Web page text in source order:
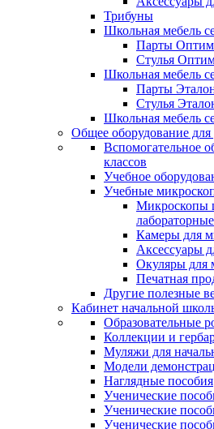
Трибуны
Школьная мебель
Парты
Стулья
Школьная мебель
Парты
Стулья
Школьная мебель
Общее оборудование
Вспомогательное
классов
Учебное
Учебные
Микроскопы
лабораторные
Камеры для
Аксессуары
Окуляры для
Печатная
Другие полезные
Кабинет начальной
Образовательные
Коллекции и
Муляжи для
Модели
Наглядные пособия
Ученические
Ученические
Ученические